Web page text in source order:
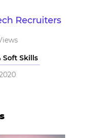
Recruiters
Soft Skills